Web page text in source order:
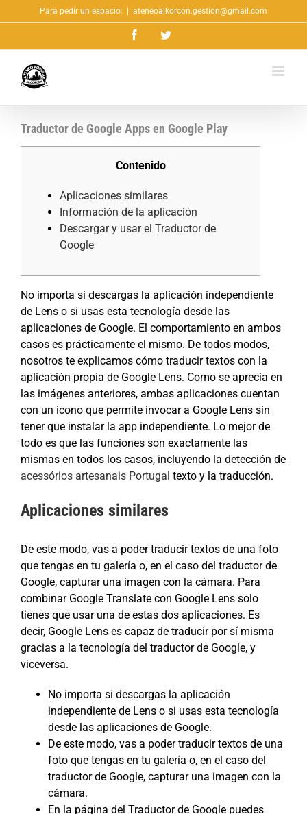
al
Para pedir un espacio: ateneoalkorcon.gestion@gmail.com
FacebookTwitter
Traductor de Google Apps en Google Play
Contenido
Aplicaciones similares
Información de la aplicación
Descargar y usar el Traductor de
Google
No importa si descargas la aplicación independiente
de Lens o si usas esta tecnología desde las
aplicaciones de Google. El comportamiento en ambos
casos es prácticamente el mismo. De todos modos,
nosotros te explicamos cómo traducir textos con la
aplicación propia de Google Lens. Como se aprecia en
las imágenes anteriores, ambas aplicaciones cuentan
con un icono que permite invocar a Google Lens sin
tener que instalar la app independiente. Lo mejor de
todo es que las funciones son exactamente las
mismas en todos los casos, incluyendo la detección de
acessórios artesanais Portugal texto y la traducción.
Aplicaciones similares
De este modo, vas a poder traducir textos de una foto
que tengas en tu galería o, en el caso del traductor de
Google, capturar una imagen con la cámara. Para
combinar Google Translate con Google Lens solo
tienes que usar una de estas dos aplicaciones. Es
decir, Google Lens es capaz de traducir por sí misma
gracias a la tecnología del traductor de Google, y
viceversa.
No importa si descargas la aplicación
independiente de Lens o si usas esta tecnología
desde las aplicaciones de Google.
De este modo, vas a poder traducir textos de una
foto que tengas en tu galería o, en el caso del
traductor de Google, capturar una imagen con la
cámara.
En la página del Traductor de Google puedes